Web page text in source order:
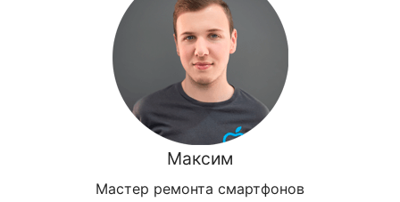
Максим
Мастер ремонта смартфонов